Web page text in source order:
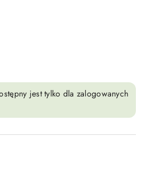
jest tylko dla zalogowanych